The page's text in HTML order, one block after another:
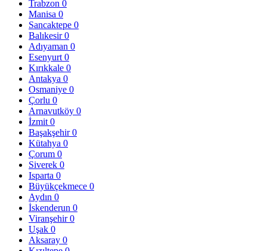
Trabzon 0
Manisa 0
Sancaktepe 0
Balıkesir0
Adıyaman 0
Esenyurt 0
Kırıkkale 0
Antakya 0
Osmaniye 0
Çorlu 0
Arnavutköy 0
İzmit 0
Başakşehir0
Kütahya 0
Çorum 0
Siverek 0
Isparta 0
Büyükçekmece 0
Aydın 0
İskenderun 0
Viranşehir0
Uşak 0
Aksaray 0